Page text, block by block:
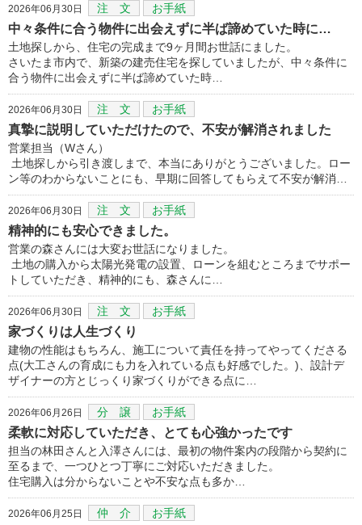
2026年06月30日 注 文 お手紙
中々条件に合う物件に出会えずに半ば諦めていた時に…
土地探しから、住宅の完成まで9ヶ月間お世話にました。
さいたま市内で、新築の建売住宅を探していましたが、中々条件に
合う物件に出会えずに半ば諦めていた時…
2026年06月30日 注 文 お手紙
真摯に説明していただけたので、不安が解消されました
営業担当（Wさん）
土地探しから引き渡しまで、本当にありがとうございました。ロー
ン等のわからないことにも、早期に回答してもらえて不安が解消…
2026年06月30日 注 文 お手紙
精神的にも安心できました。
営業の森さんには大変お世話になりました。
土地の購入から太陽光発電の設置、ローンを組むところまでサポー
トしていただき、精神的にも、森さんに…
2026年06月30日 注 文 お手紙
家づくりは人生づくり
建物の性能はもちろん、施工について責任を持ってやってくださる
点(大工さんの育成にも力を入れている点も好感でした。)、設計デ
ザイナーの方とじっくり家づくりができる点に…
2026年06月26日 分 譲 お手紙
柔軟に対応していただき、とても心強かったです
担当の林田さんと入澤さんには、最初の物件案内の段階から契約に
至るまで、一つひとつ丁寧にご対応いただきました。
住宅購入は分からないことや不安な点も多か…
2026年06月25日 仲 介 お手紙